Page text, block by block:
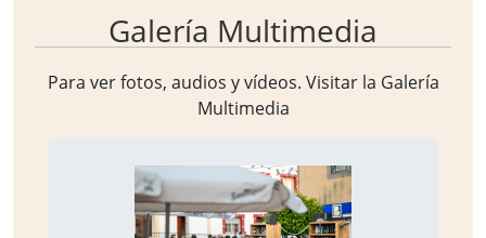
Galería Multimedia
Para ver fotos, audios y vídeos. Visitar la Galería
Multimedia